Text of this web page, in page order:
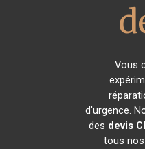
Vous
d'urgence.
des devis
tous